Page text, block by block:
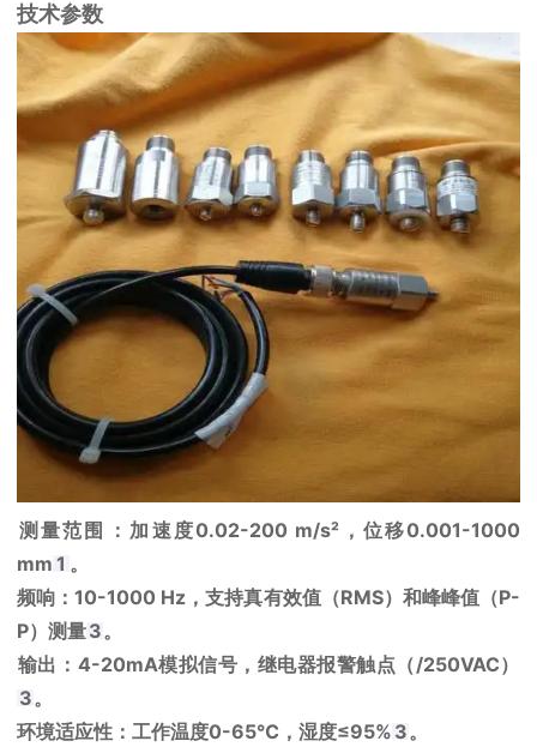
技术参数
测量范围 ‌：加速度0.02-200 m/s²，位移0.001-1000
mm‌ 1 。
频响 ‌：10-1000 Hz，支持真有效值（RMS）和峰峰值（P-
P）测量‌3 。
输出 ‌：4-20mA模拟信号，继电器报警触点（/250VAC）‌
3 。
环境适应性 ‌：工作温度0-65℃，湿度≤95%‌ 3 。